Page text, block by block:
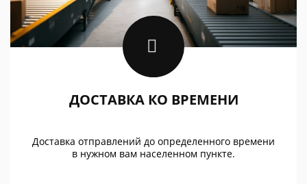
ДОСТАВКА КО ВРЕМЕНИ
Доставка отправлений до определенного времени
в нужном вам населенном пункте.